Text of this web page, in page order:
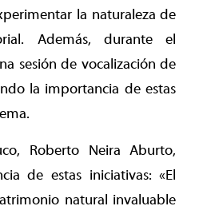
la naturaleza de
Además, durante el
sesión de vocalización de
la importancia de estas
Roberto Neira Aburto,
de estas iniciativas: «El
natural invaluable